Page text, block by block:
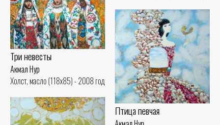
Три невесты
Акмал Нур
Холст, масло (118x85) - 2008 год
Птица певчая